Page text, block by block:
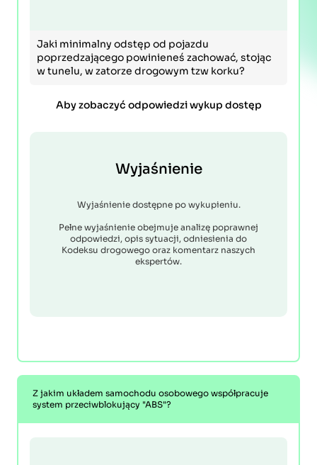
Jaki minimalny odstęp od pojazdu
poprzedzającego powinieneś zachować, stojąc
w tunelu, w zatorze drogowym tzw korku?
Aby zobaczyć odpowiedzi wykup dostęp
Wyjaśnienie
Wyjaśnienie dostępne po wykupieniu.
Pełne wyjaśnienie obejmuje analizę poprawnej
odpowiedzi, opis sytuacji, odniesienia do
Kodeksu drogowego oraz komentarz naszych
ekspertów.
Z jakim układem samochodu osobowego współpracuje
system przeciwblokujący "ABS"?